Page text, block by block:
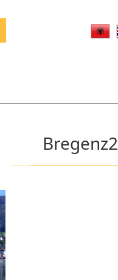
Bregenz2